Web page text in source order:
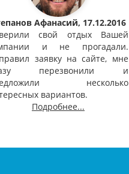
Афанасий, 17.12.2016
свой отдых Вашей
и не прогадали.
заявку на сайте, мне
перезвонили и
несколько
вариантов.
Подробнее...